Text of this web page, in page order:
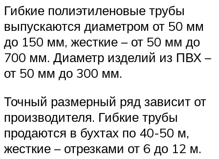
Гибкие полиэтиленовые трубы
выпускаются диаметром от 50 мм
до 150 мм, жесткие – от 50 мм до
700 мм. Диаметр изделий из ПВХ –
от 50 мм до 300 мм.
Точный размерный ряд зависит от
производителя. Гибкие трубы
продаются в бухтах по 40-50 м,
жесткие – отрезками от 6 до 12 м.